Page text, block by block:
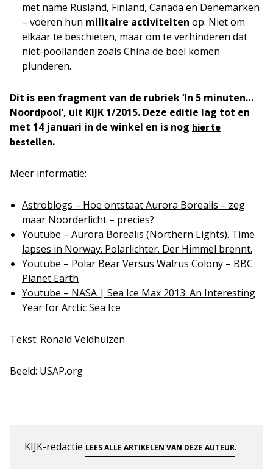
met name Rusland, Finland, Canada en Denemarken
– voeren hun militaire activiteiten op. Niet om
elkaar te beschieten, maar om te verhinderen dat
niet-poollanden zoals China de boel komen
plunderen.
Dit is een fragment van de rubriek ‘In 5 minuten…
Noordpool’, uit KIJK 1/2015. Deze editie lag tot en
met 14 januari in de winkel en is nog hier te
bestellen.
Meer informatie:
Astroblogs – Hoe ontstaat Aurora Borealis – zeg
maar Noorderlicht – precies?
Youtube – Aurora Borealis (Northern Lights). Time
lapses in Norway. Polarlichter. Der Himmel brennt.
Youtube – Polar Bear Versus Walrus Colony – BBC
Planet Earth
Youtube – NASA | Sea Ice Max 2013: An Interesting
Year for Arctic Sea Ice
Tekst: Ronald Veldhuizen
Beeld: USAP.org
KIJK-redactie LEES ALLE ARTIKELEN VAN DEZE AUTEUR.